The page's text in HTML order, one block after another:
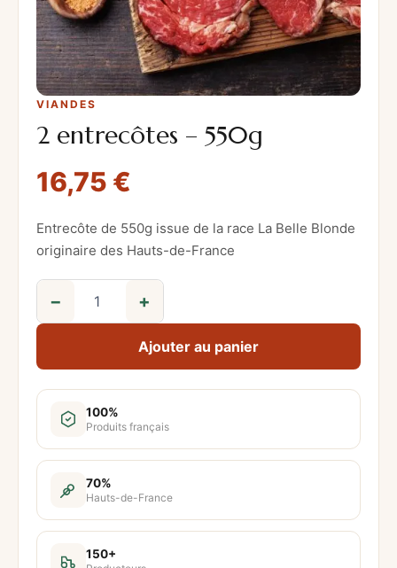
VIANDES
2 entrecôtes – 550g
16,75 €
Entrecôte de 550g issue de la race La Belle Blonde
originaire des Hauts-de-France
u
a
− +
Ajouter au panier
100%
Produits français
70%
Hauts-de-France
150+